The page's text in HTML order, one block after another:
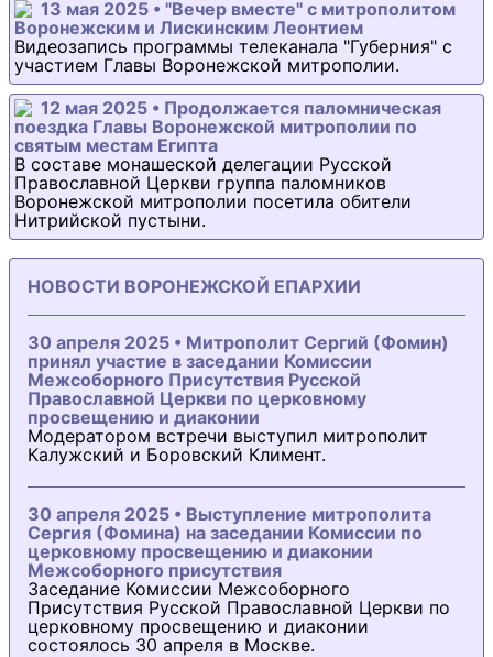
13 мая 2025 • "Вечер вместе" с митрополитом
Воронежским и Лискинским Леонтием
Видеозапись программы телеканала "Губерния" с
участием Главы Воронежской митрополии.
12 мая 2025 • Продолжается паломническая
поездка Главы Воронежской митрополии по
святым местам Египта
В составе монашеской делегации Русской
Православной Церкви группа паломников
Воронежской митрополии посетила обители
Нитрийской пустыни.
НОВОСТИ ВОРОНЕЖСКОЙ ЕПАРХИИ
30 апреля 2025 • Митрополит Сергий (Фомин)
принял участие в заседании Комиссии
Межсоборного Присутствия Русской
Православной Церкви по церковному
просвещению и диаконии
Модератором встречи выступил митрополит
Калужский и Боровский Климент.
30 апреля 2025 • Выступление митрополита
Сергия (Фомина) на заседании Комиссии по
церковному просвещению и диаконии
Межсоборного присутствия
Заседание Комиссии Межсоборного
Присутствия Русской Православной Церкви по
церковному просвещению и диаконии
состоялось 30 апреля в Москве.